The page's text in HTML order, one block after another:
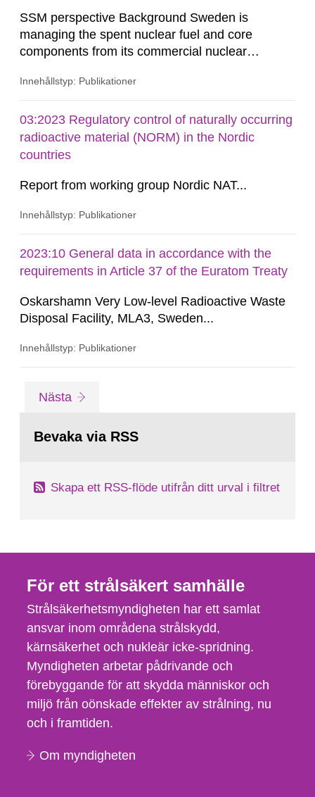
SSM perspective Background Sweden is
managing the spent nuclear fuel and core
components from its commercial nuclear
and core components are initially stored at the
comply with transportation limits on decay heat
and radiation, these materials are shipped to the
Clab (Central Interim Storage...
Innehållstyp: Publikationer
03:2023 Regulatory control of naturally occurring
radioactive material (NORM) in the Nordic
countries
Report from working group Nordic NAT...
Innehållstyp: Publikationer
2023:10 General data in accordance with the
requirements in Article 37 of the Euratom Treaty
Oskarshamn Very Low-level Radioactive Waste
Disposal Facility, MLA3, Sweden...
Innehållstyp: Publikationer
Nästa sida
Bevaka via RSS
Skapa ett RSS-flöde utifrån ditt urval i filtret
För ett strålsäkert samhälle
Strålsäkerhetsmyndigheten har ett samlat
ansvar inom områdena strålskydd,
kärnsäkerhet och nukleär icke-spridning.
Myndigheten arbetar pådrivande och
förebyggande för att skydda människor och
miljö från oönskade effekter av strålning, nu
och i framtiden.
Om myndigheten